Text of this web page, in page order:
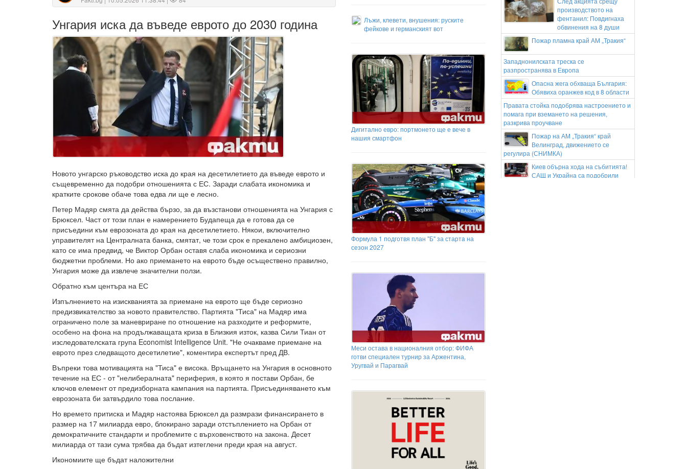
Унгария иска да въведе еврото до 2030 година
Новото унгарско ръководство иска до края на десетилетието да въведе еврото и
същевременно да подобри отношенията с ЕС. Заради слабата икономика и
кратките срокове обаче това едва ли ще е лесно.
Петер Мадяр смята да действа бързо, за да възстанови отношенията на Унгария с
Брюксел. Част от този план е намерението Будапеща да е готова да се
присъедини към еврозоната до края на десетилетието. Някои, включително
управителят на Централната банка, смятат, че този срок е прекалено амбициозен,
като се има предвид, че Виктор Орбан оставя слаба икономика и сериозни
бюджетни проблеми. Но ако приемането на еврото бъде осъществено правилно,
Унгария може да извлече значителни ползи.
Обратно към центъра на ЕС
Изпълнението на изискванията за приемане на еврото ще бъде сериозно
предизвикателство за новото правителство. Партията "Тиса" на Мадяр има
ограничено поле за маневриране по отношение на разходите и реформите,
особено на фона на продължаващата криза в Близкия изток, казва Сили Тиан от
изследователската група Economist Intelligence Unit. "Не очакваме приемане на
еврото през следващото десетилетие", коментира експертът пред ДВ.
Въпреки това мотивацията на "Тиса" е висока. Връщането на Унгария в основното
течение на ЕС - от "нелибералната" периферия, в която я постави Орбан, бе
ключов елемент от предизборната кампания на партията. Присъединяването към
еврозоната би затвърдило това послание.
Но времето притиска и Мадяр настоява Брюксел да размрази финансирането в
размер на 17 милиарда евро, блокирано заради отстъплението на Орбан от
демократичните стандарти и проблемите с върховенството на закона. Десет
милиарда от тази сума трябва да бъдат изтеглени преди края на август.
Икономиите ще бъдат наложителни
Лъжи, клевети, внушения: руските
фейкове и германският вот
Дигитално евро: портмонето ще е вече в
нашия смартфон
Формула 1 подготвя план "Б" за стартa на
сезон 2027
Меси остава в националния отбор: ФИФА
готви специален турнир за Аржентина,
Уругвай и Парагвай
производството на
фентанил: Повдигнаха
обвинения на 8 души
Пожар пламна край АМ „Тракия“
Западнонилската треска се
разпространява в Европа
Опасна жега обхваща България:
Обявиха оранжев код в 8 области
Правата стойка подобрява настроението и
помага при вземането на решения,
разкрива проучване
Пожар на АМ „Тракия“ край
Велинград, движението се
регулира (СНИМКА)
Киев обърна хода на събитията!
САЩ и Украйна са подобрили